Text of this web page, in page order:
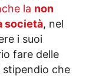
la non
società, nel
i suoi
fare delle
stipendio che